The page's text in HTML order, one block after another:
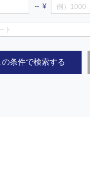
～ ¥
の条件で検索する